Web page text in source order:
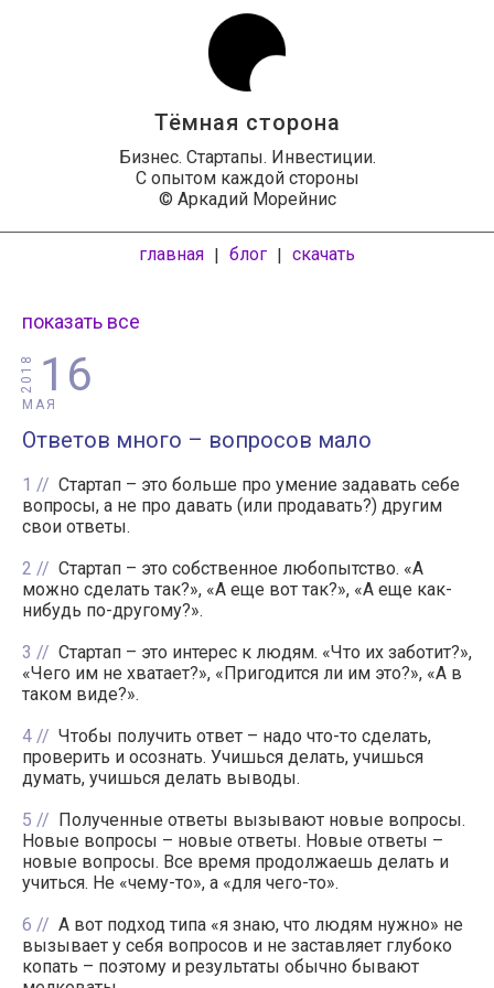
Тёмная сторона
Бизнес. Стартапы. Инвестиции.
С опытом каждой стороны
© Аркадий Морейнис
главная | блог | скачать
показать все
16
МАЯ
2018
Ответов много – вопросов мало
1
Стартап – это больше про умение задавать себе
вопросы, а не про давать (или продавать?) другим
свои ответы.
2
Стартап – это собственное любопытство. «А
можно сделать так?», «А еще вот так?», «А еще как-
нибудь по-другому?».
3
Стартап – это интерес к людям. «Что их заботит?»,
«Чего им не хватает?», «Пригодится ли им это?», «А в
таком виде?».
4
Чтобы получить ответ – надо что-то сделать,
проверить и осознать. Учишься делать, учишься
думать, учишься делать выводы.
5
Полученные ответы вызывают новые вопросы.
Новые вопросы – новые ответы. Новые ответы –
новые вопросы. Все время продолжаешь делать и
учиться. Не «чему-то», а «для чего-то».
6
А вот подход типа «я знаю, что людям нужно» не
вызывает у себя вопросов и не заставляет глубоко
копать – поэтому и результаты обычно бывают